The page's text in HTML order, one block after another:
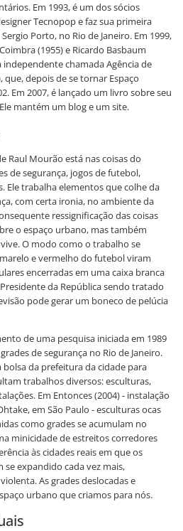
Em 1993, é um dos sócios
Tecnopop e faz sua primeira
Porto, no Rio de Janeiro. Em 1999,
(1955) e Ricardo Basbaum
chamada Agência de
depois de se tornar Espaço
Em 2007, é lançado um livro sobre seu
mantém um blog e um site.
Raul Mourão está nas coisas do
de segurança, jogos de futebol,
Ele trabalha elementos que colhe da
com certa ironia, no ambiente da
ressignificação das coisas
o espaço urbano, mas também
O modo como o trabalho se
e vermelho do futebol viram
encerradas em uma caixa branca
da República sendo tratado
pode gerar um boneco de pelúcia
de uma pesquisa iniciada em 1989
de segurança no Rio de Janeiro.
bolsa da prefeitura da cidade para
trabalhos diversos: esculturas,
Em Entonces (2004) - instalação
em São Paulo - esculturas ocas
como grades se acumulam no
minicidade de estreitos corredores
às cidades reais em que os
expandido cada vez mais,
As grades deslocadas e
urbano que criamos para nós.